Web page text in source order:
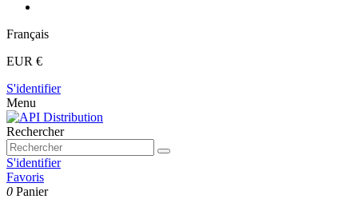
Français
EUR €
S'identifier
Menu
Rechercher
S'identifier
Favoris
0 Panier